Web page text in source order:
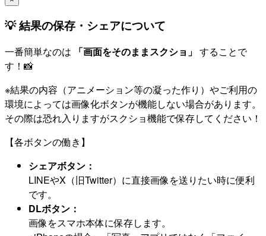
💡 結果の保存・シェアについて
一番簡単なのは 「画面をそのままスクショ」 することで
す！📸
※結果の内容（アニメーション等の凝った作り）やご利用の
環境によっては画像化ボタンが機能しない場合があります。
その際は恐れ入りますがスクショ機能で保存してください！
【各ボタンの働き】
シェアボタン：
LINEやX（旧Twitter）に直接画像を送りたい時に便利
です。
DLボタン：
画像をスマホ本体に保存します。